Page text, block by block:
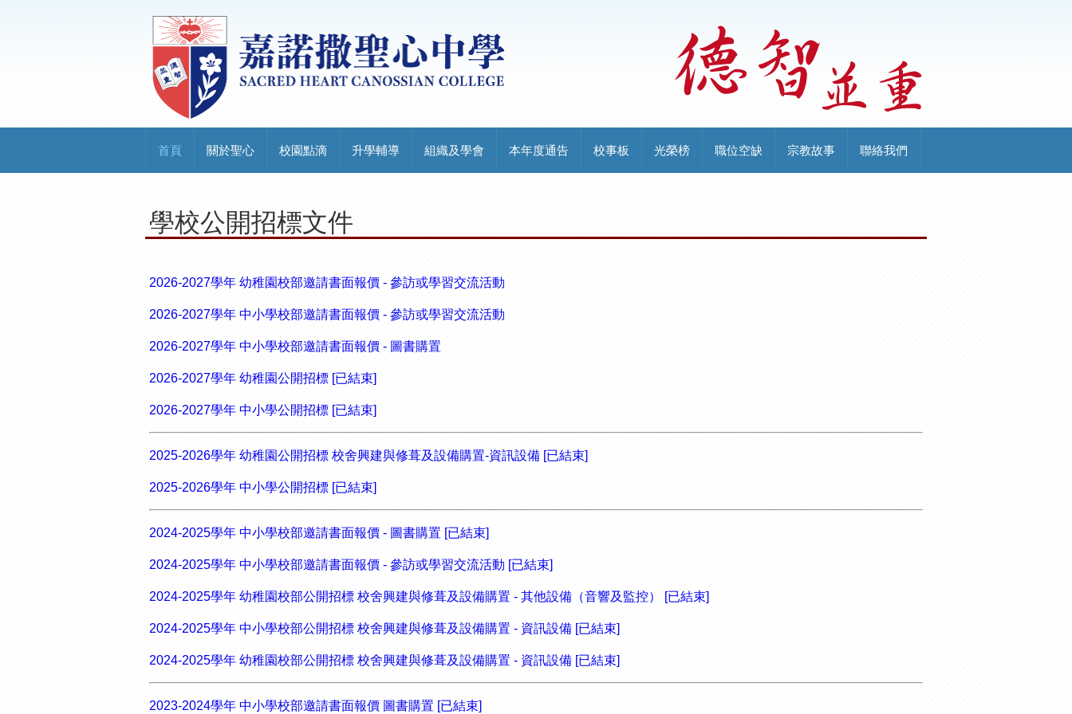
首頁 關於聖心 校園點滴 升學輔導 組織及學會 本年度通告 校事板 光榮榜 職位空缺 宗教故事 聯絡我們
學校公開招標文件
2026-2027學年 幼稚園校部邀請書面報價 - 參訪或學習交流活動
2026-2027學年 中小學校部邀請書面報價 - 參訪或學習交流活動
2026-2027學年 中小學校部邀請書面報價 - 圖書購置
2026-2027學年 幼稚園公開招標 [已結束]
2026-2027學年 中小學公開招標 [已結束]
2025-2026學年 幼稚園公開招標 校舍興建與修葺及設備購置-資訊設備 [已結束]
2025-2026學年 中小學公開招標 [已結束]
2024-2025學年 中小學校部邀請書面報價 - 圖書購置 [已結束]
2024-2025學年 中小學校部邀請書面報價 - 參訪或學習交流活動 [已結束]
2024-2025學年 幼稚園校部公開招標 校舍興建與修葺及設備購置 - 其他設備（音響及監控） [已結束]
2024-2025學年 中小學校部公開招標 校舍興建與修葺及設備購置 - 資訊設備 [已結束]
2024-2025學年 幼稚園校部公開招標 校舍興建與修葺及設備購置 - 資訊設備 [已結束]
2023-2024學年 中小學校部邀請書面報價 圖書購置 [已結束]